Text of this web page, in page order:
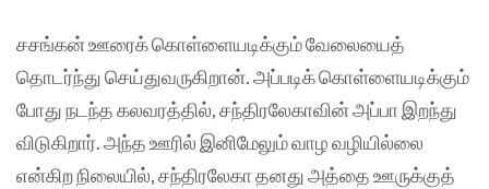
சசங்கன் ஊரைக் கொள்ளையடிக்கும் வேலையைத்
தொடர்ந்து செய்துவருகிறான். அப்படிக் கொள்ளையடிக்கும்
போது நடந்த கலவரத்தில், சந்திரலேகாவின் அப்பா இறந்து
விடுகிறார். அந்த ஊரில் இனிமேலும் வாழ வழியில்லை
என்கிற நிலையில், சந்திரலேகா தனது அத்தை ஊருக்குத்